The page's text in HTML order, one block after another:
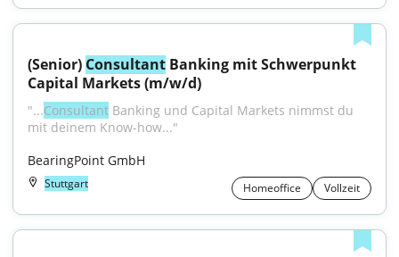
(Senior) Consultant Banking mit Schwerpunkt
Capital Markets (m/w/d)
"...Consultant Banking und Capital Markets nimmst du
mit deinem Know-how..."
BearingPoint GmbH
Stuttgart Homeoffice Vollzeit